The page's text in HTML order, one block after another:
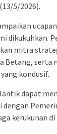
5/2026).
dikukuhkan.
mitra
Betang, serta
kondusif.
dapat
kerukunan di